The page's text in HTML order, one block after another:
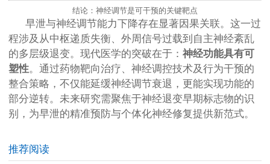
结论：神经调节是可干预的关键靶点
早泄与神经调节能力下降存在显著因果关联。这一过
程涉及从中枢递质失衡、外周信号过载到自主神经紊乱
的多层级退变。现代医学的突破在于： 神经功能具有可
塑性。通过药物靶向治疗、神经调控技术及行为干预的
整合策略，不仅能延缓神经调节衰退，更能实现功能的
部分逆转。未来研究需聚焦于神经退变早期标志物的识
别，为早泄的精准预防与个体化神经修复提供新范式。
推荐阅读